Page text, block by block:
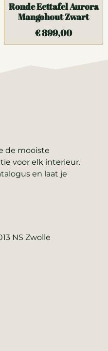
Ronde Eettafel Aurora
Mangohout Zwart
€899,00
de mooiste
voor elk interieur.
en laat je
NS Zwolle